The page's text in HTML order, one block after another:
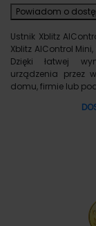
Powiadom o
Ustnik Xblitz
Xblitz AlControl
Dzięki łatwej
urządzenia przez
domu, firmie lub